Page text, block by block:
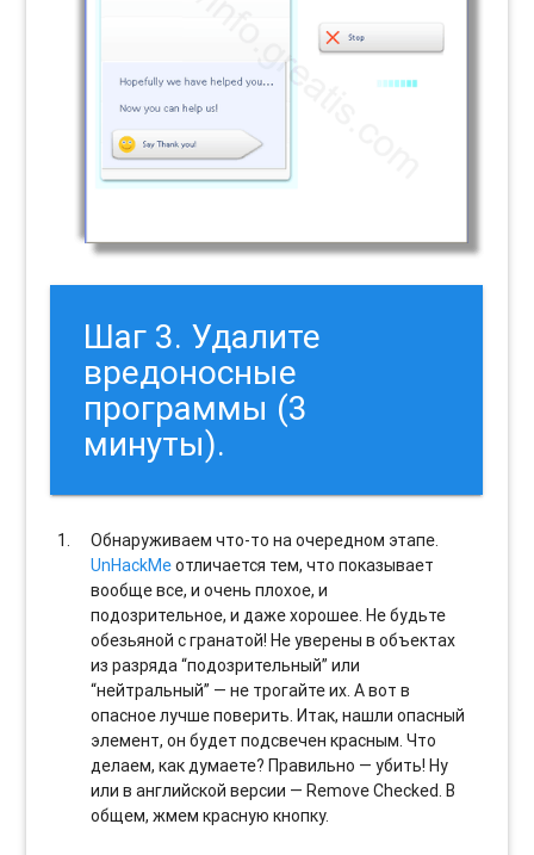
Шаг 3. Удалите
вредоносные
программы (3
минуты).
Обнаруживаем что-то на очередном этапе.
UnHackMeотличается тем, что показывает
вообще все, и очень плохое, и
подозрительное, и даже хорошее. Не будьте
обезьяной с гранатой! Не уверены в объектах
из разряда “подозрительный” или
“нейтральный” — не трогайте их. А вот в
опасное лучше поверить. Итак, нашли опасный
элемент, он будет подсвечен красным. Что
делаем, как думаете? Правильно — убить! Ну
или в английской версии — Remove Checked. В
общем, жмем красную кнопку.